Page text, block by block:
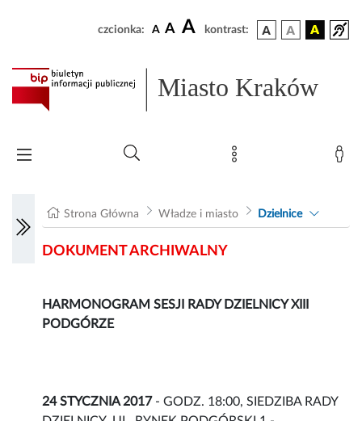
czcionka: A A A kontrast:
Miasto Kraków
Strona Główna Władze i miasto Dzielnice
DOKUMENT ARCHIWALNY
HARMONOGRAM SESJI RADY DZIELNICY XIII
PODGÓRZE
24 STYCZNIA 2017 - GODZ. 18:00, SIEDZIBA RADY